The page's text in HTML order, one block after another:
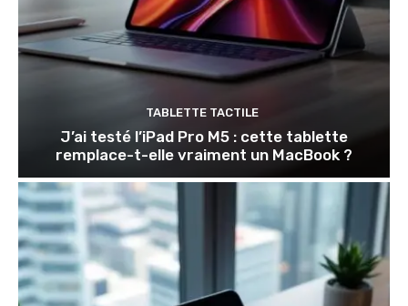
TABLETTE TACTILE
J’ai testé l’iPad Pro M5 : cette tablette
remplace-t-elle vraiment un MacBook ?